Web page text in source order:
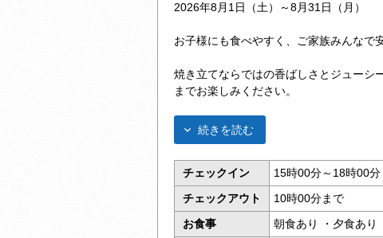
2026年8月1日（土）～8月31日（月）
お子様にも食べやすく、ご家族みんなで
焼き立てならではの香ばしさとジューシ
までお楽しみください。
続きを読む
チェックイン
15時00分～18時00分
チェックアウト
10時00分まで
お食事
朝食あり ・夕食あり